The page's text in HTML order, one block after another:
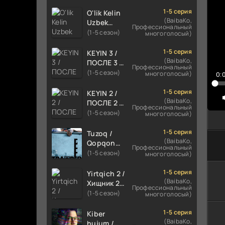
HIND KINO
2024
TARJIMA
Skachat
O'lik Kelin
Uzbek
tilida 2023
Tarjima
kino
skachat
(1-5 сезон)
1-5 серия
(BaibaKo,
Профессиональный
многоголосый)
KEYIN 3 /
ПОСЛЕ 3 /
AFTER 3
FILM
UZBEK
TILIDA
TARJIMA
FILM HD
(1-5 сезон)
1-5 серия
(BaibaKo,
Профессиональный
многоголосый)
KEYIN 2 /
ПОСЛЕ 2 /
AFTER 2
FILM
UZBEK
TILIDA
TARJIMA
FILM HD
(1-5 сезон)
1-5 серия
(BaibaKo,
Профессиональный
многоголосый)
Tuzoq /
Qopqon
Hind
2016 Uzbek
tilida
tarjima film
(1-5 сезон)
1-5 серия
(BaibaKo,
Профессиональный
многоголосый)
Yirtqich 2 /
Хищник 2
Xishnik
tilida 2018-
2024
(1-5 сезон)
1-5 серия
(BaibaKo,
Профессиональный
многоголосый)
Kiber
1-5 серия
(BaibaKo,